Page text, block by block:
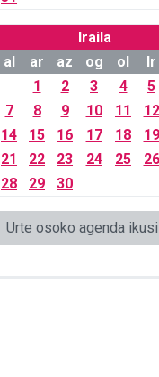
Iraila
al
ar az og ol lr
1
2 3 4 5
7
8 9 10 11 12
14
15 16 17 18 19
21
22 23 24 25 26
28
29 30
Urte osoko agenda ikusi